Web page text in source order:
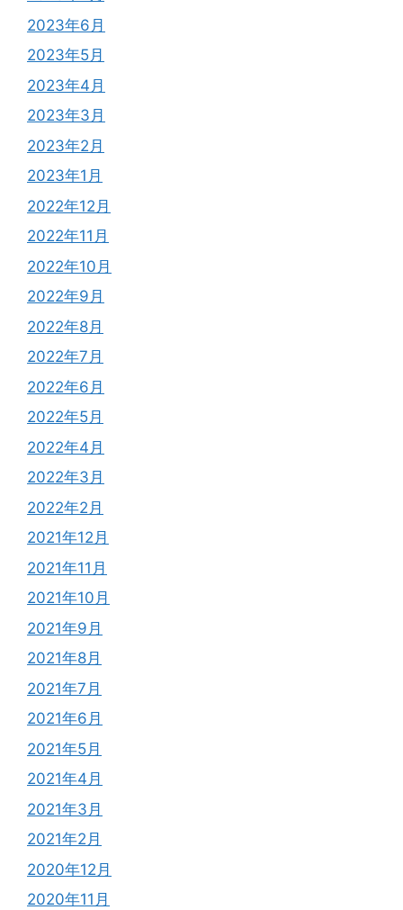
2023年6月
2023年5月
2023年4月
2023年3月
2023年2月
2023年1月
2022年12月
2022年11月
2022年10月
2022年9月
2022年8月
2022年7月
2022年6月
2022年5月
2022年4月
2022年3月
2022年2月
2021年12月
2021年11月
2021年10月
2021年9月
2021年8月
2021年7月
2021年6月
2021年5月
2021年4月
2021年3月
2021年2月
2020年12月
2020年11月